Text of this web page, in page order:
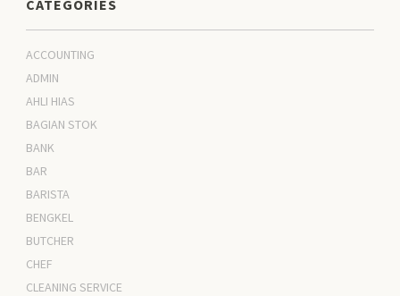
CATEGORIES
ACCOUNTING
ADMIN
AHLI HIAS
BAGIAN STOK
BANK
BAR
BARISTA
BENGKEL
BUTCHER
CHEF
CLEANING SERVICE